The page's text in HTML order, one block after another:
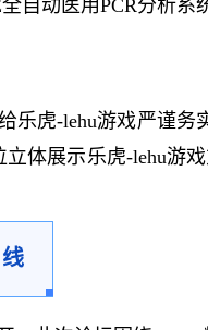
动医用PCR分析系
虎-lehu游戏严谨务
体展示乐虎-lehu游